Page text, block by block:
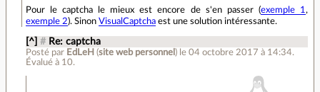
Pour le captcha le mieux est encore de s'en passer (exemple 1 ,
exemple 2). Sinon VisualCaptchaest une solution intéressante.
[^] # Re: captcha
Posté par EdLeH (site web personnel ) le 04 octobre 2017 à 14:34.
Évalué à 10.